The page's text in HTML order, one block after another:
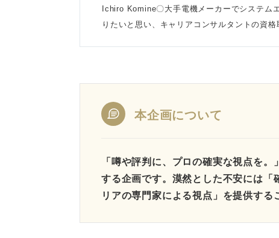
Ichiro Komine〇大手電機メーカーでシステム
りたいと思い、キャリアコンサルタントの資
本企画について
「噂や評判に、プロの確実な視点を
する企画です。漠然とした不安には「
リアの専門家による視点」を提供する